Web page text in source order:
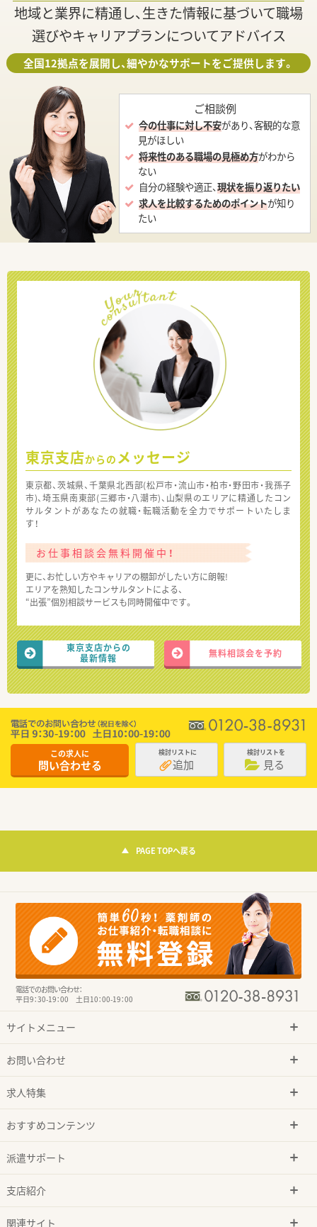
地域と業界に精通し、生きた情報に基づいて職場
選びやキャリアプランについてアドバイス
全国12拠点を展開し、細やかなサポートをご提供します。
ご相談例
今の仕事に対し不安があり、客観的な意
見がほしい
将来性のある職場の見極め方がわから
ない
自分の経験や適正、現状を振り返りたい
求人を比較するためのポイントが知り
たい
東京支店からの メッセージ
東京都、茨城県、千葉県北西部(松戸市・流山市・柏市・野田市・我孫子
市)、埼玉県南東部(三郷市・八潮市)、山梨県のエリアに精通したコン
サルタントがあなたの就職・転職活動を全力でサポートいたしま
す！
お仕事相談会無料開催中！
更に、お忙しい方やキャリアの棚卸がしたい方に朗報!
エリアを熟知したコンサルタントによる、
“出張”個別相談サービスも同時開催中です。
東京支店からの
最新情報
無料相談会を予約
この求人に
問い合わせる
検討リストに
追加
検討リストを
見る
PAGE TOPへ戻る
電話でのお問い合わせ：
平日9：30-19：00 土日10：00-19：00
サイトメニュー
お問い合わせ
求人特集
おすすめコンテンツ
派遣サポート
支店紹介
関連サイト